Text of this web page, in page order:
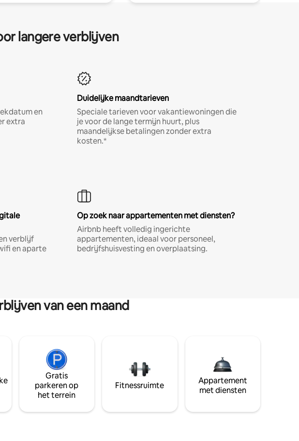
langere verblijven
en
extra
Duidelijke maandtarieven
Speciale tarieven voor vakantiewoningen die
je voor de lange termijn huurt, plus
maandelijkse betalingen zonder extra
kosten.*
verblijf
en aparte
Op zoek naar appartementen met diensten?
Airbnb heeft volledig ingerichte
appartementen, ideaal voor personeel,
bedrijfshuisvesting en overplaatsing.
van een maand
Gratis
parkeren op
het terrein
Fitnessruimte
Appartement
met diensten